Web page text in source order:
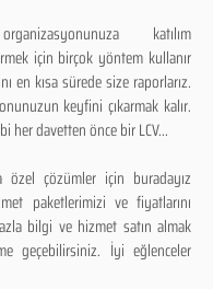
katılım
için birçok yöntem kullanır
en kısa sürede size raporlarız.
keyfini çıkarmak kalır.
her davetten önce bir LCV...
özel çözümler için buradayız
paketlerimizi ve fiyatlarını
bilgi ve hizmet satın almak
geçebilirsiniz. İyi eğlenceler